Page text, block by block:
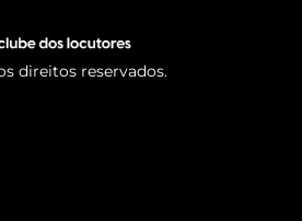
direitos reservados.